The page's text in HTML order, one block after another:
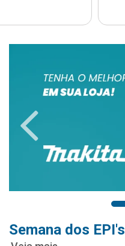
Semana dos EPI's